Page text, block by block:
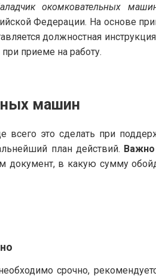
окомковательных
Федерации. На основе
должностная
приеме на работу.
машин
это сделать при
план действий.
документ, в какую сумму
срочно,